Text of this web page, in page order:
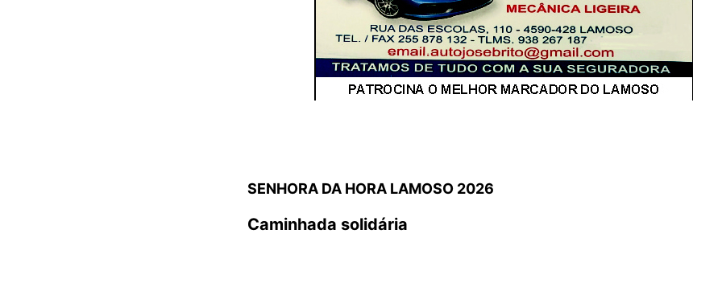
SENHORA DA HORA LAMOSO 2026
Caminhada solidária